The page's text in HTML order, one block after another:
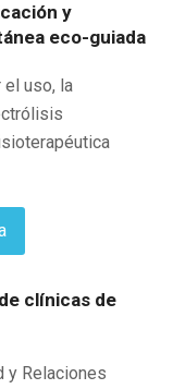
y
eco-guiada
uso, la
clínicas de
y Relaciones